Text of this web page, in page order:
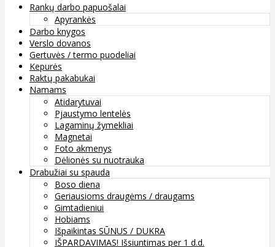
Rankų darbo papuošalai
Apyrankės
Darbo knygos
Verslo dovanos
Gertuvės / termo puodeliai
Kepurės
Raktų pakabukai
Namams
Atidarytuvai
Pjaustymo lentelės
Lagaminų žymekliai
Magnetai
Foto akmenys
Dėlionės su nuotrauka
Drabužiai su spauda
Boso diena
Geriausioms draugėms / draugams
Gimtadieniui
Hobiams
Išpaikintas SŪNUS / DUKRA
IŠPARDAVIMAS! Išsiuntimas per 1 d.d.